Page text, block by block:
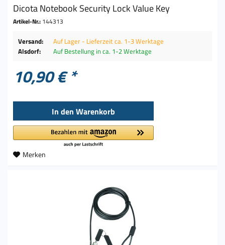
Dicota Notebook Security Lock Value Key
Artikel-Nr.: 144313
Versand:
Auf Lager - Lieferzeit ca. 1-3 Werktage
Alsdorf:
Auf Bestellung in ca. 1-2 Werktage
10,90 € *
In den Warenkorb
Merken